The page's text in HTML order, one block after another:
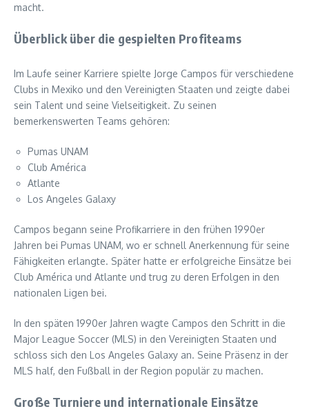
macht.
Überblick über die gespielten Profiteams
Im Laufe seiner Karriere spielte Jorge Campos für verschiedene
Clubs in Mexiko und den Vereinigten Staaten und zeigte dabei
sein Talent und seine Vielseitigkeit. Zu seinen
bemerkenswerten Teams gehören:
Pumas UNAM
Club América
Atlante
Los Angeles Galaxy
Campos begann seine Profikarriere in den frühen 1990er
Jahren bei Pumas UNAM, wo er schnell Anerkennung für seine
Fähigkeiten erlangte. Später hatte er erfolgreiche Einsätze bei
Club América und Atlante und trug zu deren Erfolgen in den
nationalen Ligen bei.
In den späten 1990er Jahren wagte Campos den Schritt in die
Major League Soccer (MLS) in den Vereinigten Staaten und
schloss sich den Los Angeles Galaxy an. Seine Präsenz in der
MLS half, den Fußball in der Region populär zu machen.
Große Turniere und internationale Einsätze